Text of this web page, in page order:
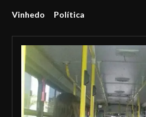
Vinhedo Política